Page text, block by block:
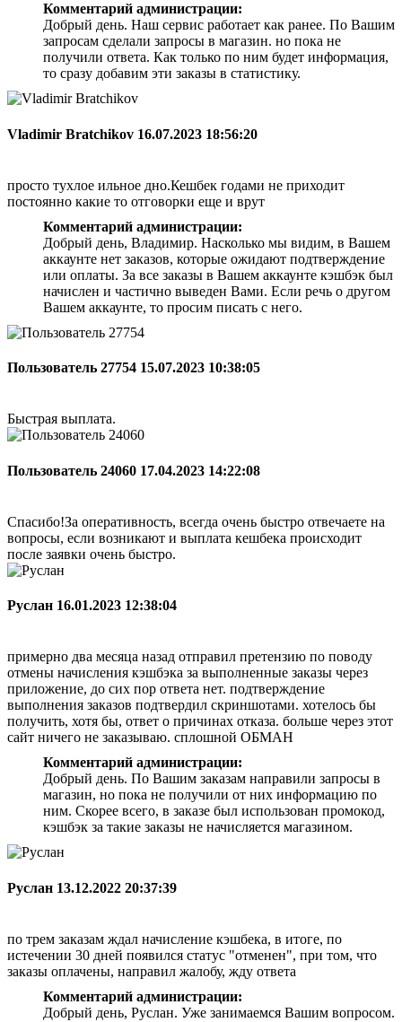
Комментарий администрации:
Добрый день. Наш сервис работает как ранее. По Вашим
запросам сделали запросы в магазин. но пока не
получили ответа. Как только по ним будет информация,
то сразу добавим эти заказы в статистику.
Vladimir Bratchikov 16.07.2023 18:56:20
просто тухлое ильное дно.Кешбек годами не приходит
постоянно какие то отговорки еще и врут
Комментарий администрации:
Добрый день, Владимир. Насколько мы видим, в Вашем
аккаунте нет заказов, которые ожидают подтверждение
или оплаты. За все заказы в Вашем аккаунте кэшбэк был
начислен и частично выведен Вами. Если речь о другом
Вашем аккаунте, то просим писать с него.
Пользователь 27754 15.07.2023 10:38:05
Быстрая выплата.
Пользователь 24060 17.04.2023 14:22:08
Спасибо!За оперативность, всегда очень быстро отвечаете на
вопросы, если возникают и выплата кешбека происходит
после заявки очень быстро.
Руслан 16.01.2023 12:38:04
примерно два месяца назад отправил претензию по поводу
отмены начисления кэшбэка за выполненные заказы через
приложение, до сих пор ответа нет. подтверждение
выполнения заказов подтвердил скриншотами. хотелось бы
получить, хотя бы, ответ о причинах отказа. больше через этот
сайт ничего не заказываю. сплошной ОБМАН
Комментарий администрации:
Добрый день. По Вашим заказам направили запросы в
магазин, но пока не получили от них информацию по
ним. Скорее всего, в заказе был использован промокод,
кэшбэк за такие заказы не начисляется магазином.
Руслан 13.12.2022 20:37:39
по трем заказам ждал начисление кэшбека, в итоге, по
истечении 30 дней появился статус "отменен", при том, что
заказы оплачены, направил жалобу, жду ответа
Комментарий администрации:
Добрый день, Руслан. Уже занимаемся Вашим вопросом.